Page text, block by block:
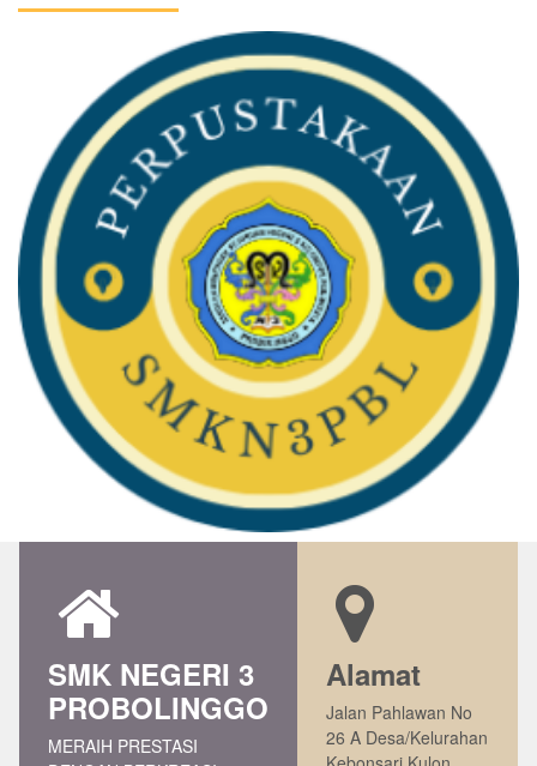
SMK NEGERI 3
PROBOLINGGO
MERAIH PRESTASI
Alamat
Jalan Pahlawan No
26 A Desa/Kelurahan